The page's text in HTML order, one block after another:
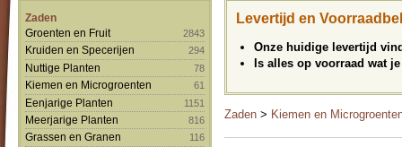
Zaden
Groenten en Fruit
2843
Kruiden en Specerijen 294
Nuttige Planten 78
Kiemen en Microgroenten 61
Eenjarige Planten 1151
Meerjarige Planten 816
Grassen en Granen 116
Levertijd en
Onze huidige levertijd
Is alles op voorraad wat
Zaden > Kiemen en